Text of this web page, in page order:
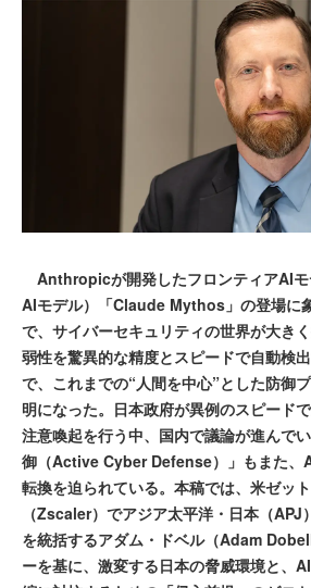
Anthropicが開発したフロンティアAIモ
AIモデル）「Claude Mythos」の登場に
で、サイバーセキュリティの世界が大き
弱性を驚異的な精度とスピードで自動検
で、これまでの“人間を中心”とした防御
明になった。日本政府が異例のスピード
注意喚起を行う中、国内で議論が進んで
御（Active Cyber Defense）」もまた、
転換を迫られている。本稿では、米ゼッ
（Zscaler）でアジア太平洋・日本（
を統括するアダム・ドベル（Adam
ーを基に、激変する日本の脅威環境と、